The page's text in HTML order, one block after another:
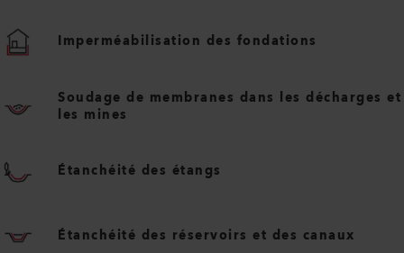
Imperméabilisation des fondations
Soudage de membranes dans les décharges et
les mines
Étanchéité des étangs
Étanchéité des réservoirs et des canaux